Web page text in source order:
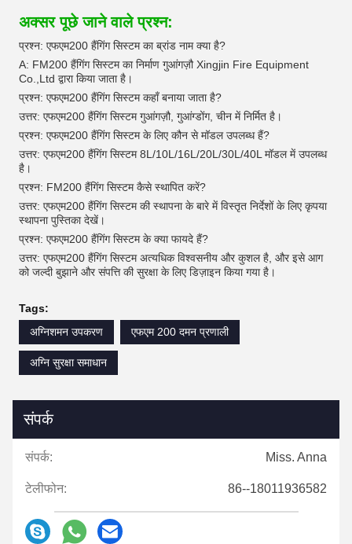
अक्सर पूछे जाने वाले प्रश्न:
प्रश्न: एफएम200 हैंगिंग सिस्टम का ब्रांड नाम क्या है?
A: FM200 हैंगिंग सिस्टम का निर्माण गुआंगज़ौ Xingjin Fire Equipment
Co.,Ltd द्वारा किया जाता है।
प्रश्न: एफएम200 हैंगिंग सिस्टम कहाँ बनाया जाता है?
उत्तर: एफएम200 हैंगिंग सिस्टम गुआंगज़ौ, गुआंग्डोंग, चीन में निर्मित है।
प्रश्न: एफएम200 हैंगिंग सिस्टम के लिए कौन से मॉडल उपलब्ध हैं?
उत्तर: एफएम200 हैंगिंग सिस्टम 8L/10L/16L/20L/30L/40L मॉडल में उपलब्ध
है।
प्रश्न: FM200 हैंगिंग सिस्टम कैसे स्थापित करें?
उत्तर: एफएम200 हैंगिंग सिस्टम की स्थापना के बारे में विस्तृत निर्देशों के लिए कृपया
स्थापना पुस्तिका देखें।
प्रश्न: एफएम200 हैंगिंग सिस्टम के क्या फायदे हैं?
उत्तर: एफएम200 हैंगिंग सिस्टम अत्यधिक विश्वसनीय और कुशल है, और इसे आग
को जल्दी बुझाने और संपत्ति की सुरक्षा के लिए डिज़ाइन किया गया है।
Tags:
अग्निशमन उपकरण
एफएम 200 दमन प्रणाली
अग्नि सुरक्षा समाधान
संपर्क
संपर्क: Miss. Anna
टेलीफोन: 86--18011936582